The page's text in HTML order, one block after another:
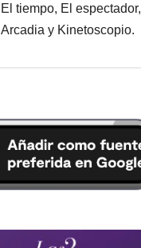
El tiempo, El espectador,
Arcadia y Kinetoscopio.